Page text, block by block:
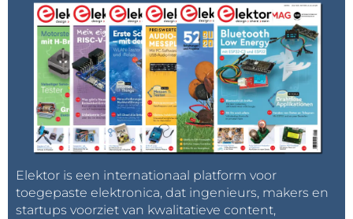
Elektor is een internationaal platform voor
toegepaste elektronica, dat ingenieurs, makers en
startups voorziet van kwalitatieve content,